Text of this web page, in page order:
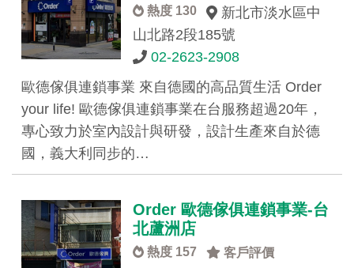
熱度 130
新北市淡水區中
山北路2段185號
02-2623-2908
歐德傢俱連鎖事業 來自德國的高品質生活 Order
your life! 歐德傢俱連鎖事業在台服務超過20年，
專心致力於室內設計與研發，設計生產來自於德
國，義大利同步的…
Order 歐德傢俱連鎖事業-台
北蘆洲店
熱度 157 客戶評價